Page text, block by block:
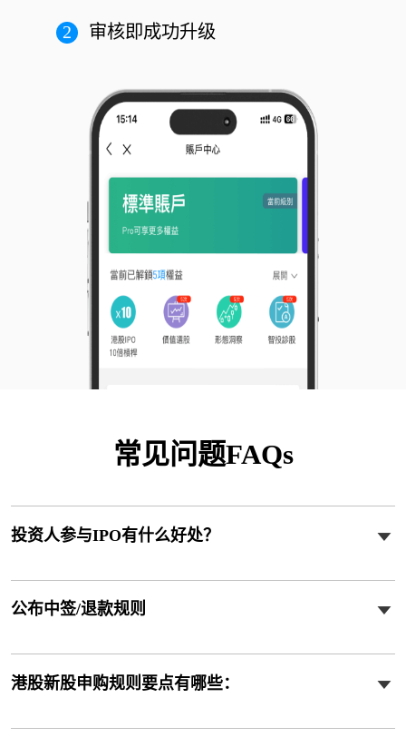
2 审核即成功升级
常见问题FAQs
投资人参与IPO有什么好处？
公布中签/退款规则
港股新股申购规则要点有哪些：